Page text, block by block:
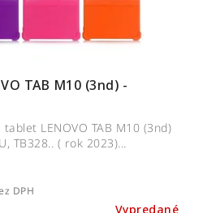
TAB M10 (3nd) -
Vypredané
DPH
LENOVO TAB M10 (3nd)
TB328.. ( rok 2023)...